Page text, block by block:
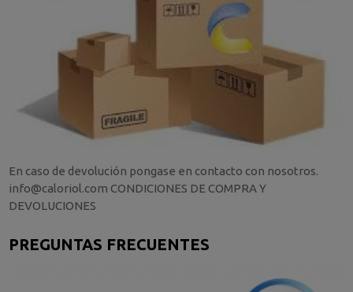
En caso de devolución pongase en contacto con nosotros.
info@caloriol.com CONDICIONES DE COMPRA Y
DEVOLUCIONES
PREGUNTAS FRECUENTES